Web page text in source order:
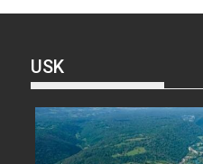
USK